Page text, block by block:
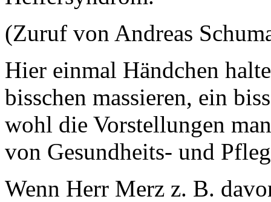
(Zuruf von Andreas
Hier einmal Händchen
bisschen massieren, ein
wohl die Vorstellungen
von Gesundheits- und
Wenn Herr Merz z. B.